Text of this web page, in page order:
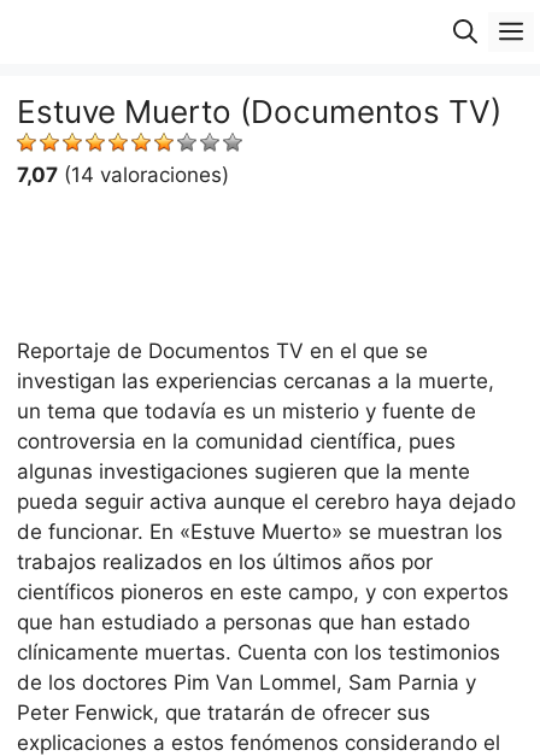
Estuve Muerto (Documentos TV)
7,07 (14 valoraciones)
Reportaje de Documentos TV en el que se
investigan las experiencias cercanas a la muerte,
un tema que todavía es un misterio y fuente de
controversia en la comunidad científica, pues
algunas investigaciones sugieren que la mente
pueda seguir activa aunque el cerebro haya dejado
de funcionar. En «Estuve Muerto» se muestran los
trabajos realizados en los últimos años por
científicos pioneros en este campo, y con expertos
que han estudiado a personas que han estado
clínicamente muertas. Cuenta con los testimonios
de los doctores Pim Van Lommel, Sam Parnia y
Peter Fenwick, que tratarán de ofrecer sus
explicaciones a estos fenómenos considerando el